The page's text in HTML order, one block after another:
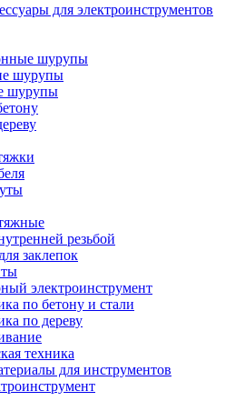
для электроинструментов
шурупы
шурупы
шурупы
резьбой
заклепок
электроинструмент
по бетону и стали
по дереву
техника
для инструментов